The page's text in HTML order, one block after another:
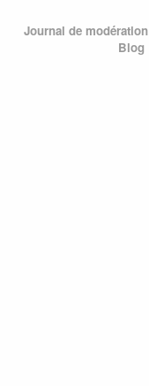
Journal de modération
Blog